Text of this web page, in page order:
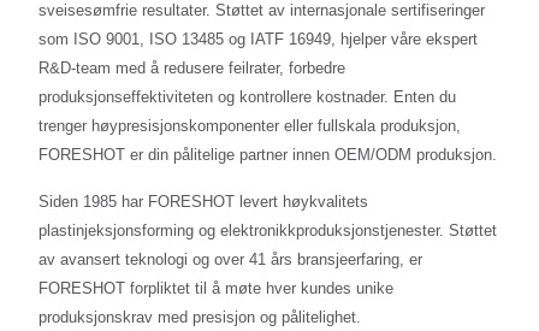
sveisesømfrie resultater. Støttet av internasjonale sertifiseringer
som ISO 9001, ISO 13485 og IATF 16949, hjelper våre ekspert
R&D-team med å redusere feilrater, forbedre
produksjonseffektiviteten og kontrollere kostnader. Enten du
trenger høypresisjonskomponenter eller fullskala produksjon,
FORESHOT er din pålitelige partner innen OEM/ODM produksjon.
Siden 1985 har FORESHOT levert høykvalitets
plastinjeksjonsforming og elektronikkproduksjonstjenester. Støttet
av avansert teknologi og over 41 års bransjeerfaring, er
FORESHOT forpliktet til å møte hver kundes unike
produksjonskrav med presisjon og pålitelighet.